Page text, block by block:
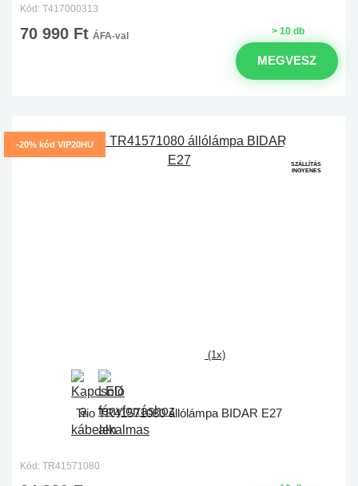
Kód: T417000313
> 10 db
70 990 Ft ÁFA-val
MEGVESZ
-20% kód VIP20HU
SZÁLLÍTÁS
INGYENES
(1x)
Trio TR41571080 állólámpa BIDAR E27
Kód: TR41571080